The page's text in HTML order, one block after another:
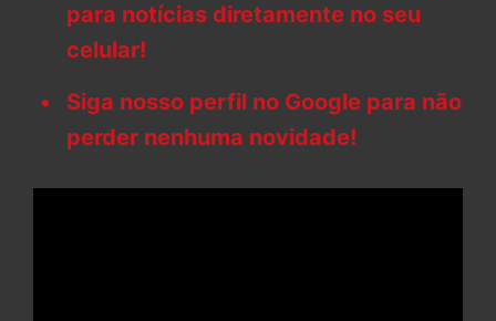
para notícias diretamente no seu
celular!
Siga nosso perfil no Google para não
perder nenhuma novidade!